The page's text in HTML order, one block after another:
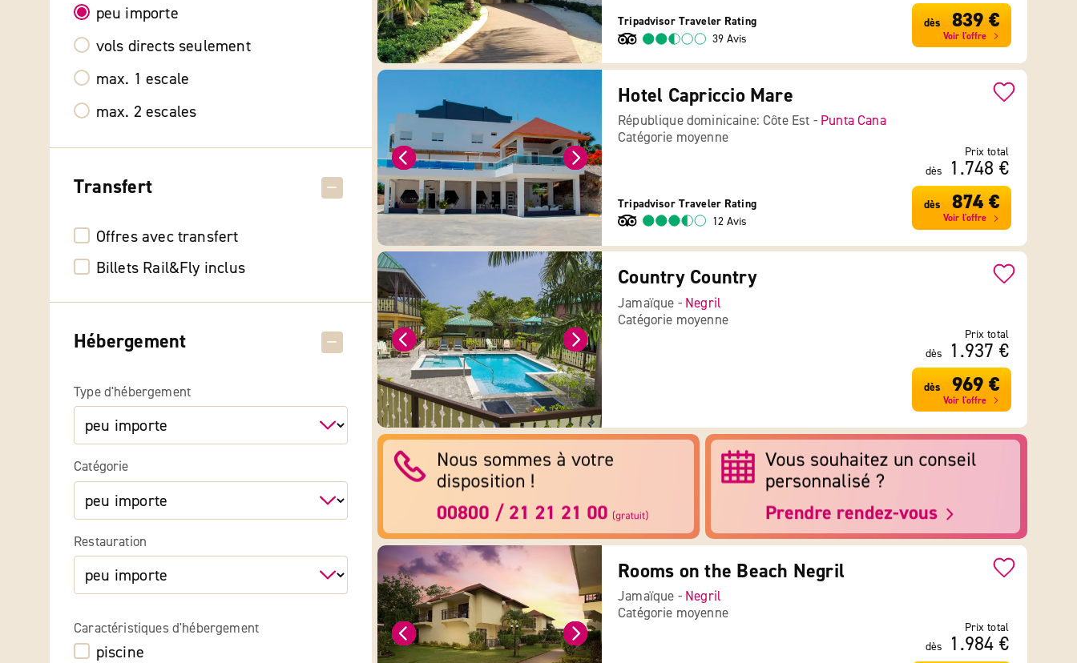
peu importe
vols directs seulement
max. 1 escale
max. 2 escales
Transfert
Offres avec transfert
Billets Rail&Fly inclus
Hébergement
Type d'hébergement
Catégorie
Restauration
Caractéristiques d'hébergement
piscine
Tripadvisor Traveler Rating
39 Avis
dès 839 €
Voir l'offre
Hotel Capriccio Mare
République dominicaine: Côte Est - Punta Cana
Catégorie moyenne
Tripadvisor Traveler Rating
12 Avis
Prix total
dès
1.748 €
dès 874 €
Voir l'offre
Country Country
Jamaïque - Negril
Catégorie moyenne
Prix total
dès
1.937 €
dès 969 €
Voir l'offre
Rooms on the Beach Negril
Jamaïque - Negril
Catégorie moyenne
Prix total
dès
1.984 €